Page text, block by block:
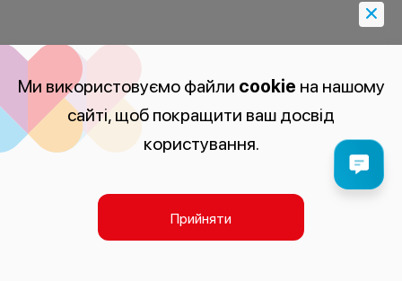
Ми використовуємо файли cookie на нашому
сайті, щоб покращити ваш досвід
користування.
Прийняти